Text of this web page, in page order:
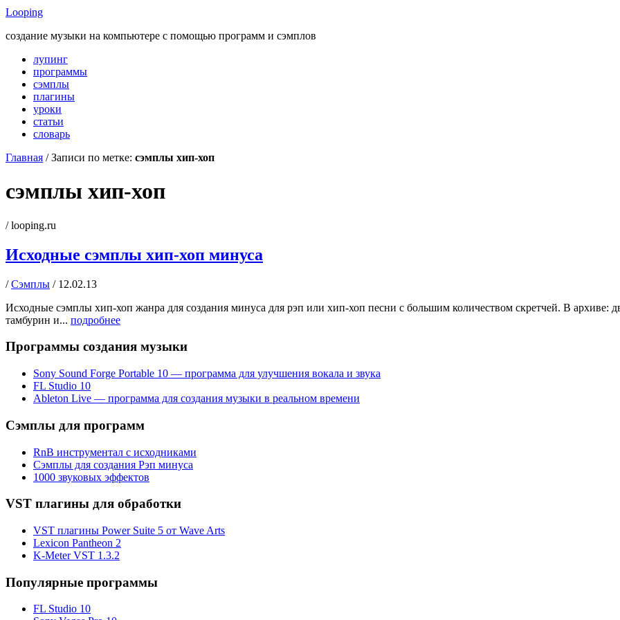
Looping
создание музыки на компьютере с помощью программ и сэмплов
лупинг
программы
сэмплы
плагины
уроки
статьи
словарь
Главная /Записи по метке: сэмплы хип-хоп
сэмплы хип-хоп
/ looping.ru
Исходные сэмплы хип-хоп минуса
/Сэмплы / 12.02.13
Исходные сэмплы хип-хоп жанра для создания минуса для рэп или хип-хоп песни с большим количеством скретчей. В архиве:
тамбурин и... подробнее
Программы создания музыки
Sony Sound Forge Portable 10 — программа для улучшения вокала и звука
FL Studio 10
Ableton Live — программа для создания музыки в реальном времени
Сэмплы для программ
RnB инструментал с исходниками
Сэмплы для создания Рэп минуса
1000 звуковых эффектов
VST плагины для обработки
VST плагины Power Suite 5 от Wave Arts
Lexicon Pantheon 2
K-Meter VST 1.3.2
Популярные программы
FL Studio 10